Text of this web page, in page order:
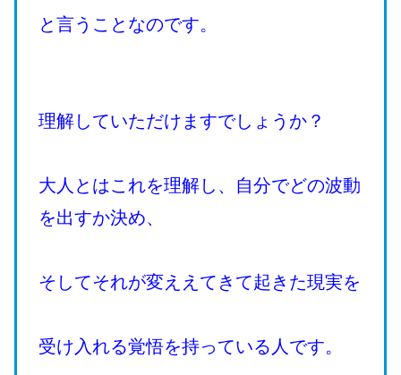
と言うことなのです。
理解していただけますでしょうか？
大人とはこれを理解し、自分でどの波動
を出すか決め、
そしてそれが変ええてきて起きた現実を
受け入れる覚悟を持っている人です。